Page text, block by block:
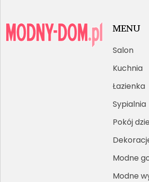
MENU
Salon
Kuchnia
Łazienka
Sypialnia
Pokój
Modne
Modne